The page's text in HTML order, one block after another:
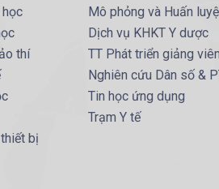
thí
bị
Mô phỏng và Huấn
Dịch vụ KHKT Y dược
TT Phát triển giảng
Nghiên cứu Dân số &
Tin học ứng dụng
Trạm Y tế